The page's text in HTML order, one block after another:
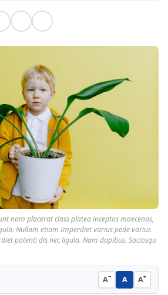
nam placerat class platea inceptos maecenas,
Nullam etiam Imperdiet varius pede varius
potenti dis nec ligula. Nam dapibus. Sociosqu
A− A A+